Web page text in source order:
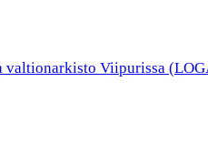
Viipurissa